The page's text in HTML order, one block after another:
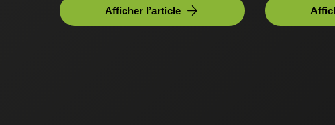
Afficher l’article